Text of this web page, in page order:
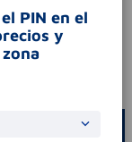
PIN en el
y